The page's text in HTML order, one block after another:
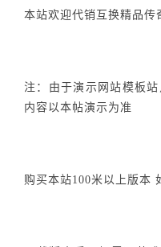
本站欢迎代销互换精品传
注：由于演示网站模板
内容以本帖演示为准
购买本站100米以上版本